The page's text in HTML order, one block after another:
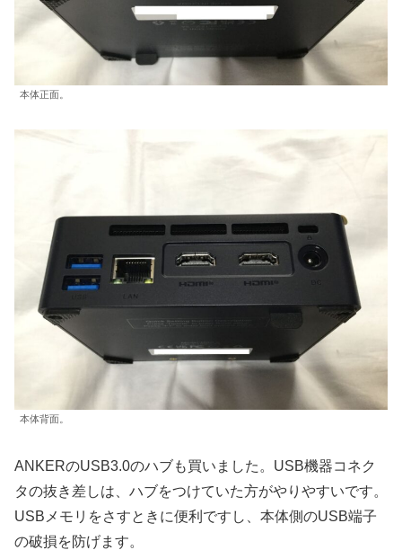
本体正面。
本体背面。
ANKERのUSB3.0のハブも買いました。USB機器コネク
タの抜き差しは、ハブをつけていた方がやりやすいです。
USBメモリをさすときに便利ですし、本体側のUSB端子
の破損を防げます。